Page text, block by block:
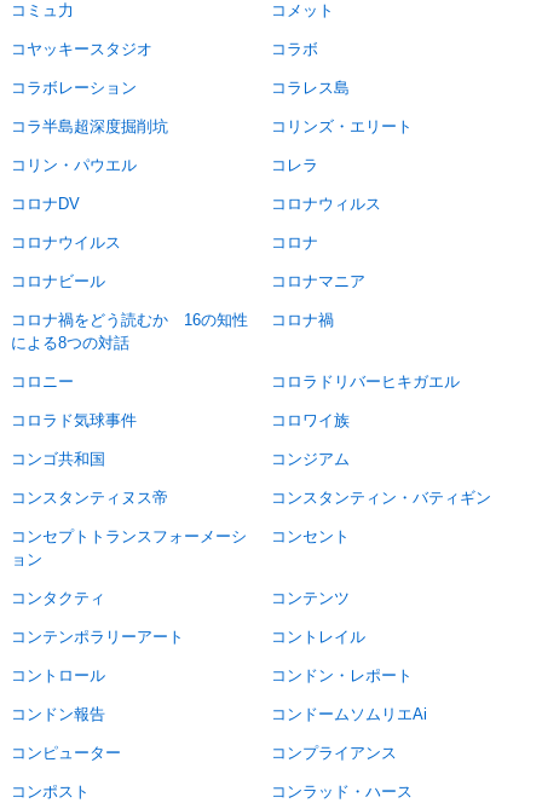
コミュ力 コメット
コヤッキースタジオ コラボ
コラボレーション コラレス島
コラ半島超深度掘削坑 コリンズ・エリート
コリン・パウエル コレラ
コロナDV コロナウィルス
コロナウイルス コロナ
コロナビール コロナマニア
コロナ禍をどう読むか 16の知性
による8つの対話
コロナ禍
コロニー コロラドリバーヒキガエル
コロラド気球事件 コロワイ族
コンゴ共和国 コンジアム
コンスタンティヌス帝 コンスタンティン・バティギン
コンセプトトランスフォーメーシ
ョン
コンセント
コンタクティ コンテンツ
コンテンポラリーアート コントレイル
コントロール コンドン・レポート
コンドン報告 コンドームソムリエAi
コンピューター コンプライアンス
コンポスト コンラッド・ハース